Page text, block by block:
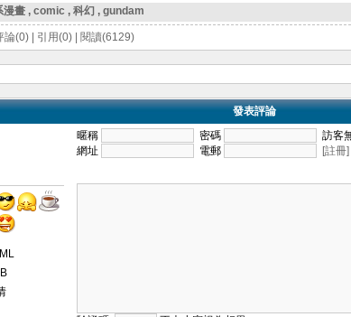
漫畫 , comic , 科幻 , gundam
論(0) 引用(0) 閱讀(6129)
發表評論
暱稱 密碼
訪客
網址
電郵 [註冊]